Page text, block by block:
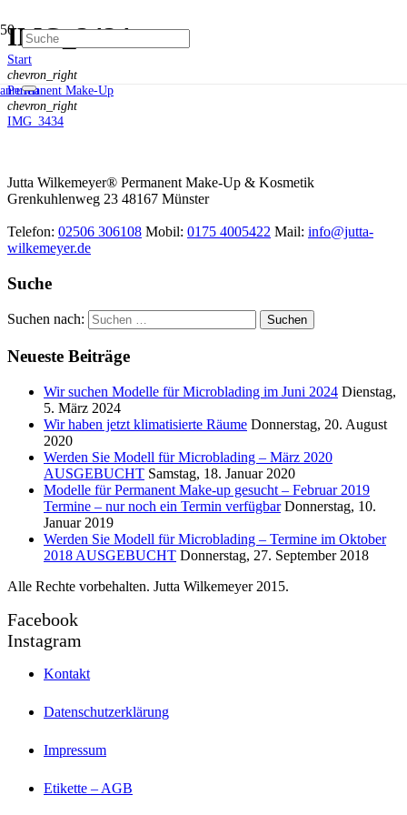
anrufen
IMG_3434
Start
chevron_right
Permanent Make-Up
chevron_right
IMG_3434
Jutta Wilkemeyer® Permanent Make-Up & Kosmetik
Grenkuhlenweg 23 48167 Münster
Telefon: 02506 306108 Mobil: 0175 4005422 Mail: info@jutta-
wilkemeyer.de
Suche
Suchen nach:
Neueste Beiträge
Wir suchen Modelle für Microblading im Juni 2024 Dienstag,
5. März 2024
Wir haben jetzt klimatisierte Räume Donnerstag, 20. August
2020
Werden Sie Modell für Microblading – März 2020
AUSGEBUCHT Samstag, 18. Januar 2020
Modelle für Permanent Make-up gesucht – Februar 2019
Termine – nur noch ein Termin verfügbar Donnerstag, 10.
Januar 2019
Werden Sie Modell für Microblading – Termine im Oktober
2018 AUSGEBUCHT Donnerstag, 27. September 2018
Alle Rechte vorbehalten. Jutta Wilkemeyer 2015.
Facebook
Instagram
Kontakt
Datenschutzerklärung
Impressum
Etikette – AGB